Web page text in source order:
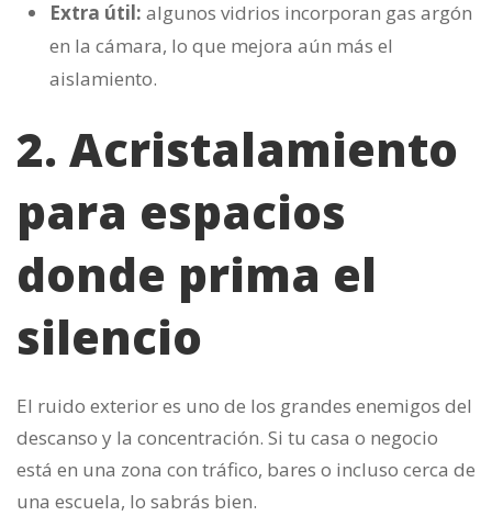
Extra útil: algunos vidrios incorporan gas argón
en la cámara, lo que mejora aún más el
aislamiento.
2. Acristalamiento
para espacios
donde prima el
silencio
El ruido exterior es uno de los grandes enemigos del
descanso y la concentración. Si tu casa o negocio
está en una zona con tráfico, bares o incluso cerca de
una escuela, lo sabrás bien.